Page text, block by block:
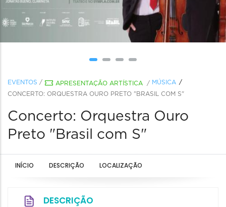
EVENTOS / APRESENTAÇÃO ARTÍSTICA / MÚSICA
CONCERTO: ORQUESTRA OURO PRETO "BRASIL COM S"
Concerto: Orquestra Ouro
Preto "Brasil com S"
INÍCIO DESCRIÇÃO LOCALIZAÇÃO
DESCRIÇÃO